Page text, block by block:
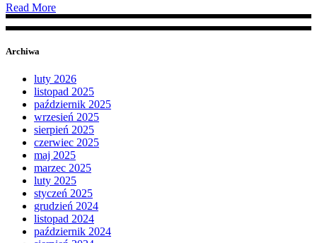
Read More
Archiwa
luty 2026
listopad 2025
październik 2025
wrzesień 2025
sierpień 2025
czerwiec 2025
maj 2025
marzec 2025
luty 2025
styczeń 2025
grudzień 2024
listopad 2024
październik 2024